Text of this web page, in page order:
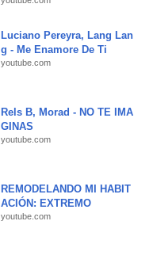
Luciano Pereyra, Lang Lan
g - Me Enamore De Ti
youtube.com
Rels B, Morad - NO TE IMA
GINAS
youtube.com
REMODELANDO MI HABIT
ACIÓN: EXTREMO
youtube.com